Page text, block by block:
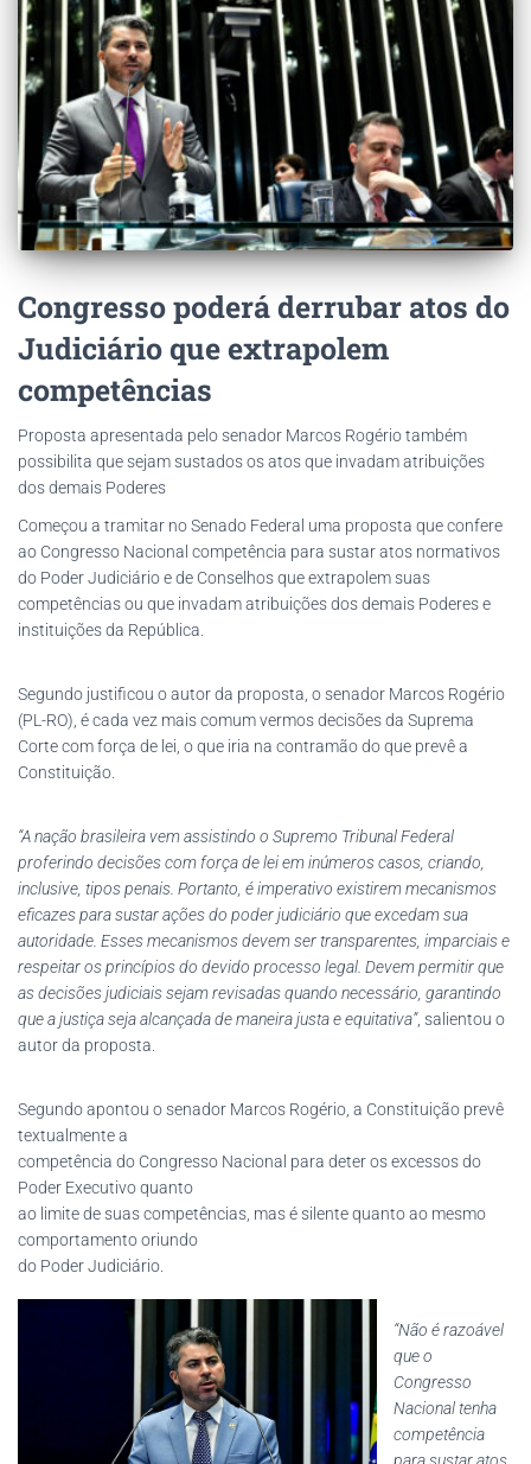
Congresso poderá derrubar atos do
Judiciário que extrapolem
competências
Proposta apresentada pelo senador Marcos Rogério também
possibilita que sejam sustados os atos que invadam atribuições
dos demais Poderes
Começou a tramitar no Senado Federal uma proposta que confere
ao Congresso Nacional competência para sustar atos normativos
do Poder Judiciário e de Conselhos que extrapolem suas
competências ou que invadam atribuições dos demais Poderes e
instituições da República.
Segundo justificou o autor da proposta, o senador Marcos Rogério
(PL-RO), é cada vez mais comum vermos decisões da Suprema
Corte com força de lei, o que iria na contramão do que prevê a
Constituição.
“A nação brasileira vem assistindo o Supremo Tribunal Federal
proferindo decisões com força de lei em inúmeros casos, criando,
inclusive, tipos penais. Portanto, é imperativo existirem mecanismos
eficazes para sustar ações do poder judiciário que excedam sua
autoridade. Esses mecanismos devem ser transparentes, imparciais e
respeitar os princípios do devido processo legal. Devem permitir que
as decisões judiciais sejam revisadas quando necessário, garantindo
que a justiça seja alcançada de maneira justa e equitativa”, salientou o
autor da proposta.
Segundo apontou o senador Marcos Rogério, a Constituição prevê
textualmente a
competência do Congresso Nacional para deter os excessos do
Poder Executivo quanto
ao limite de suas competências, mas é silente quanto ao mesmo
comportamento oriundo
do Poder Judiciário.
“Não é razoável
que o
Congresso
Nacional tenha
competência